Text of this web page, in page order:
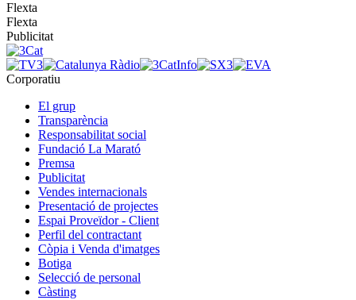
Flexta
Flexta
Publicitat
Corporatiu
El grup
Transparència
Responsabilitat social
Fundació La Marató
Premsa
Publicitat
Vendes internacionals
Presentació de projectes
Espai Proveïdor - Client
Perfil del contractant
Còpia i Venda d'imatges
Botiga
Selecció de personal
Càsting